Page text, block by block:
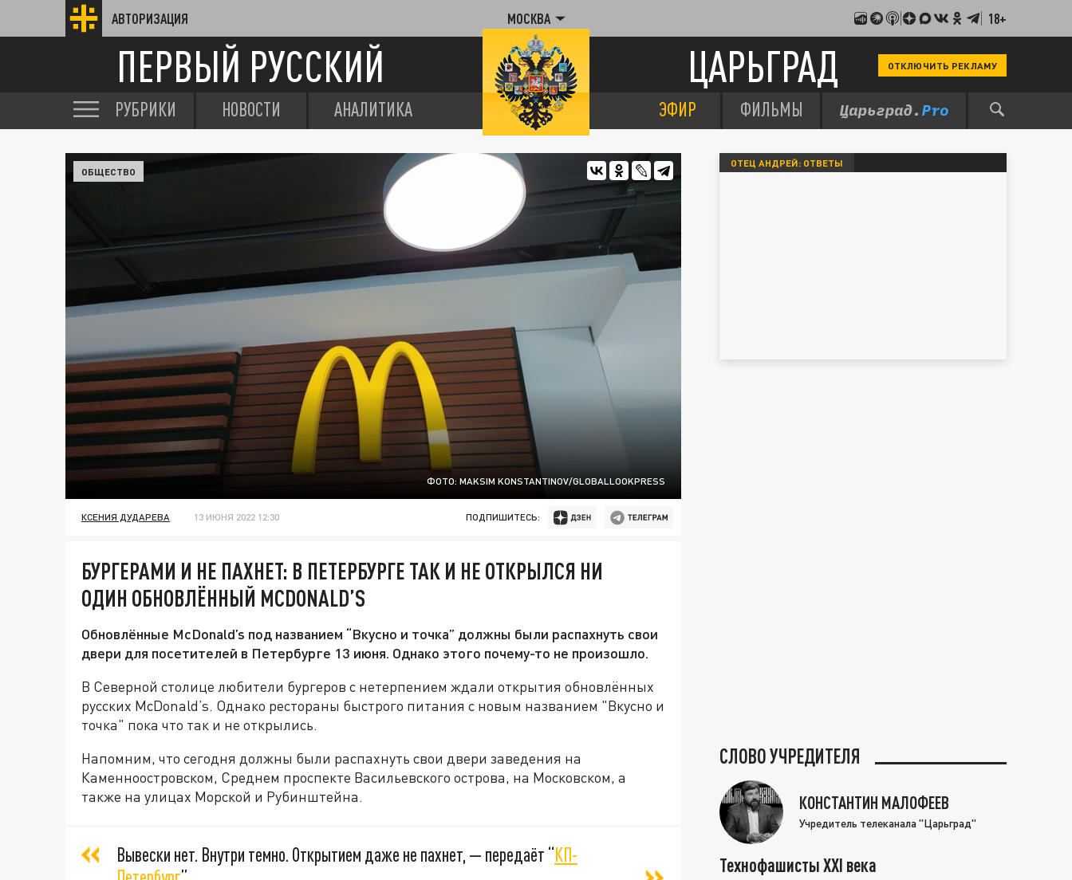
АВТОРИЗАЦИЯ МОСКВА 18+
ПЕРВЫЙ РУССКИЙ ЦАРЬГРАД ОТКЛЮЧИТЬ РЕКЛАМУ
РУБРИКИ НОВОСТИ АНАЛИТИКА ЭФИР ФИЛЬМЫ
ФОТО: MAKSIM KONSTANTINOV/GLOBALLOOKPRESS
ОБЩЕСТВО
КСЕНИЯ ДУДАРЕВА 13 ИЮНЯ 2022 12:30 ПОДПИШИТЕСЬ:
БУРГЕРАМИ И НЕ ПАХНЕТ: В ПЕТЕРБУРГЕ ТАК И НЕ ОТКРЫЛСЯ НИ
ОДИН ОБНОВЛЁННЫЙ MCDONALD’S
Обновлённые McDonald’s под названием “Вкусно и точка” должны были распахнуть свои
двери для посетителей в Петербурге 13 июня. Однако этого почему-то не произошло.
В Северной столице любители бургеров с нетерпением ждали открытия обновлённых
русских McDonald’s. Однако рестораны быстрого питания с новым названием "Вкусно и
точка" пока что так и не открылись.
Напомним, что сегодня должны были распахнуть свои двери заведения на
Каменноостровском, Среднем проспекте Васильевского острова, на Московском, а
также на улицах Морской и Рубинштейна.
Вывески нет. Внутри темно. Открытием даже не пахнет, — передаёт “КП-
ОТЕЦ АНДРЕЙ: ОТВЕТЫ
СЛОВО УЧРЕДИТЕЛЯ
КОНСТАНТИН МАЛОФЕЕВ
Учредитель телеканала "Царьград"
Технофашисты XXI века